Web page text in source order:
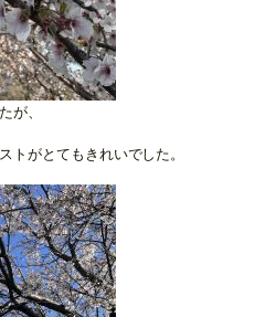
が、
トがとてもきれいでした。